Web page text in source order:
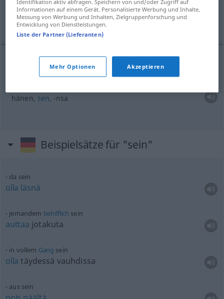
hänen...
hänen, sen, -nsa
Beispielsätze für "sein"
da sein
olla läsnä
jemandem behilflich sein
auttaa jotakuta
in vollem Gang sein
olla täydessä vauhdissa
aus sein
Identifikation aktiv abfragen. Speichern von und/oder Zugriff auf
Informationen auf einem Gerät. Personalisierte Werbung und Inhalte,
Messung von Werbung und Inhalten, Zielgruppenforschung und
Entwicklung von Dienstleistungen.
Liste der Partner (Lieferanten)
Mehr Optionen Akzeptieren